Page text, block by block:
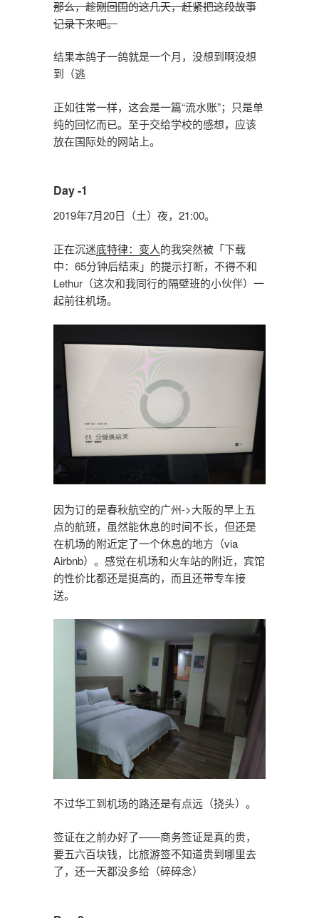
那么，趁刚回国的这几天，赶紧把这段故事
记录下来吧。
结果本鸽子一鸽就是一个月，没想到啊没想
到（逃
正如往常一样，这会是一篇“流水账”；只是单
纯的回忆而已。至于交给学校的感想，应该
放在国际处的网站上。
Day -1
2019年7月20日（土）夜，21:00。
正在沉迷底特律：变人的我突然被「下载
中：65分钟后结束」的提示打断，不得不和
Lethur（这次和我同行的隔壁班的小伙伴）一
起前往机场。
因为订的是春秋航空的广州->大阪的早上五
点的航班，虽然能休息的时间不长，但还是
在机场的附近定了一个休息的地方（via
Airbnb）。感觉在机场和火车站的附近，宾馆
的性价比都还是挺高的，而且还带专车接
送。
不过华工到机场的路还是有点远（挠头）。
签证在之前办好了——商务签证是真的贵，
要五六百块钱，比旅游签不知道贵到哪里去
了，还一天都没多给（碎碎念）